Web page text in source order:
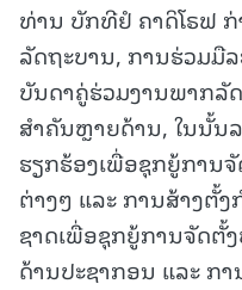
ທ່ານ ບັກທີຢໍ ຄາດິໂຣຟ
ລັດຖະບານ, ການຮ່ວມມືລ
ບັນດາຄູ່ຮ່ວມງານພາກ
ສຳຄັນຫຼາຍດ້ານ, ໃນນັ້ນ
ຮຽກຮ້ອງເພື່ອຊຸກຍູ້ການ
ຕ່າງໆ ແລະ ການສ້າງຕັ້
ຊາດເພື່ອຊຸກຍູ້ການຈັດຕັ້
ດ້ານປະຊາກອນ ແລະ ກ